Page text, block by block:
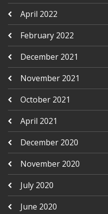
April 2022
February 2022
December 2021
November 2021
October 2021
April 2021
December 2020
November 2020
July 2020
June 2020